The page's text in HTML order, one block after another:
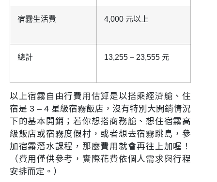
宿霧生活費 4,000 元以上
總計 13,255 – 23,555 元
以上宿霧自由行費用估算是以搭乘經濟艙、住
宿是 3 – 4 星級宿霧飯店，沒有特別大開銷情況
下的基本開銷；若你想搭商務艙、想住宿霧高
級飯店或宿霧度假村，或者想去宿霧跳島，參
加宿霧潛水課程，那麼費用就會再往上加喔！
（費用僅供參考，實際花費依個人需求與行程
安排而定。）